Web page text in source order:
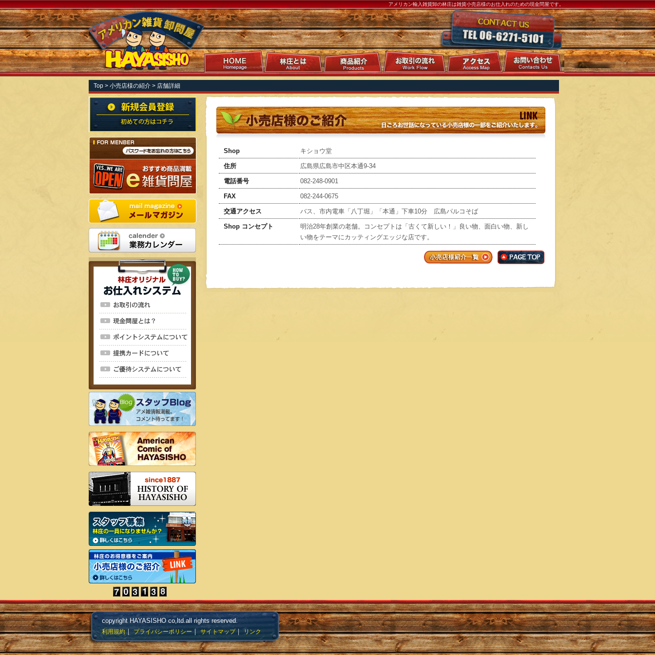
アメリカン輸入雑貨卸の林庄は雑貨小売店様のお仕入れのための現金問屋です。
Top > 小売店様の紹介 > 店舗詳細
Shop キショウ堂
住所 広島県広島市中区本通9-34
電話番号 082-248-0901
FAX 082-244-0675
交通アクセス バス、市内電車「八丁堀」「本通」下車10分 広島パルコそば
Shop コンセプト
明治28年創業の老舗。コンセプトは「古くて新しい！」良い物、面白い物、新し
い物をテーマにカッティングエッジな店です。
copyright HAYASISHO co,ltd.all rights reserved.
利用規約 ｜ プライバシーポリシー ｜ サイトマップ｜ リンク